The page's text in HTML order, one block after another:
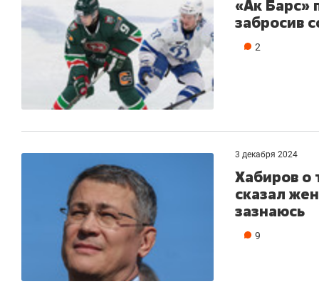
«Ак Барс»
забросив
2
3 декабря 2024
Хабиров о
сказал
зазнаюсь
9